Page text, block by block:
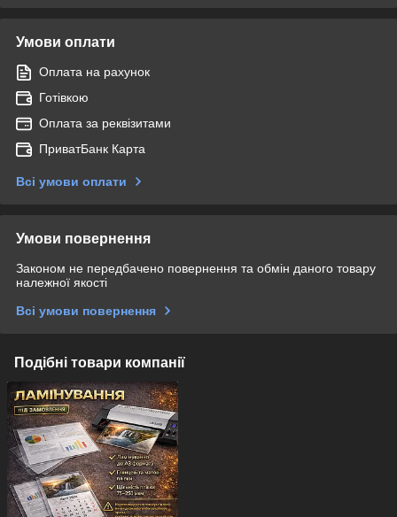
Умови оплати
Оплата на рахунок
Готівкою
Оплата за реквізитами
ПриватБанк Карта
Всі умови оплати
Умови повернення
Законом не передбачено повернення та обмін даного товару
належної якості
Всі умови повернення
Подібні товари компанії